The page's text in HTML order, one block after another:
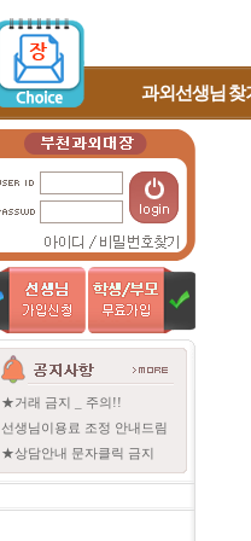
과외선생님 찾
★거래 금지 _ 주의!!
선생님이용료 조정 안내드림
★상담안내 문자클릭 금지